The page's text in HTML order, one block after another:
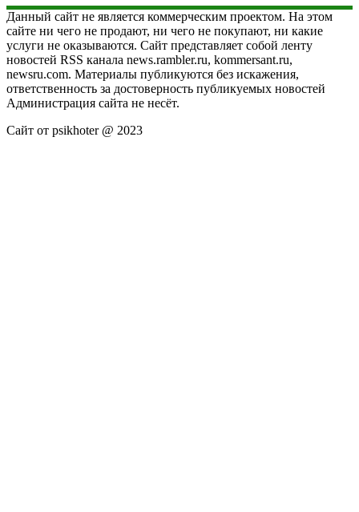
Данный сайт не является коммерческим проектом. На этом
сайте ни чего не продают, ни чего не покупают, ни какие
услуги не оказываются. Сайт представляет собой ленту
новостей RSS канала news.rambler.ru, kommersant.ru,
newsru.com. Материалы публикуются без искажения,
ответственность за достоверность публикуемых новостей
Администрация сайта не несёт.
Сайт от psikhoter @ 2023